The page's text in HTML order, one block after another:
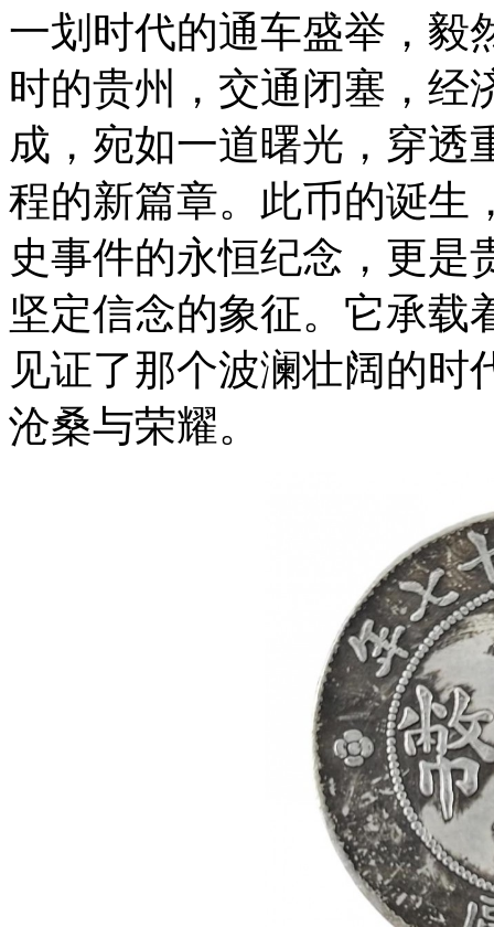
一划时代的通车盛举，毅
时的贵州，交通闭塞，经
成，宛如一道曙光，穿透
程的新篇章。此币的诞生
史事件的永恒纪念，更是
坚定信念的象征。它承载
见证了那个波澜壮阔的时
沧桑与荣耀。